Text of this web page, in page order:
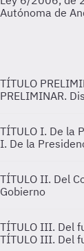
TÍTULO
PRELIMINAR.
TÍTULO I. De la
I. De la
TÍTULO II. Del
Gobierno
TÍTULO III. Del
TÍTULO III. Del